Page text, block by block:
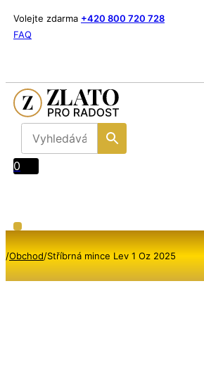
Volejte zdarma +420 800 720 728
FAQ
0
/Obchod/Stříbrná mince Lev 1 Oz 2025